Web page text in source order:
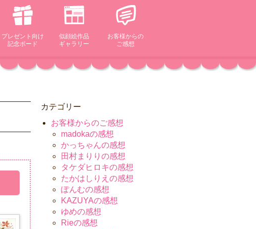
プレゼント向け
記念ボード
似顔絵作品
ギャラリー
お客様からの
ご感想
カテゴリー
お客様からのご感想
madokaの感想
かっちゃんの感想
田村まりりの感想
タケダヒロキの感想
たかはしりえの感想
ぽんむの感想
KAZUYAの感想
ゆめの感想
Rieの感想